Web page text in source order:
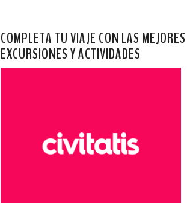
COMPLETA TU VIAJE CON LAS MEJORES
EXCURSIONES Y ACTIVIDADES